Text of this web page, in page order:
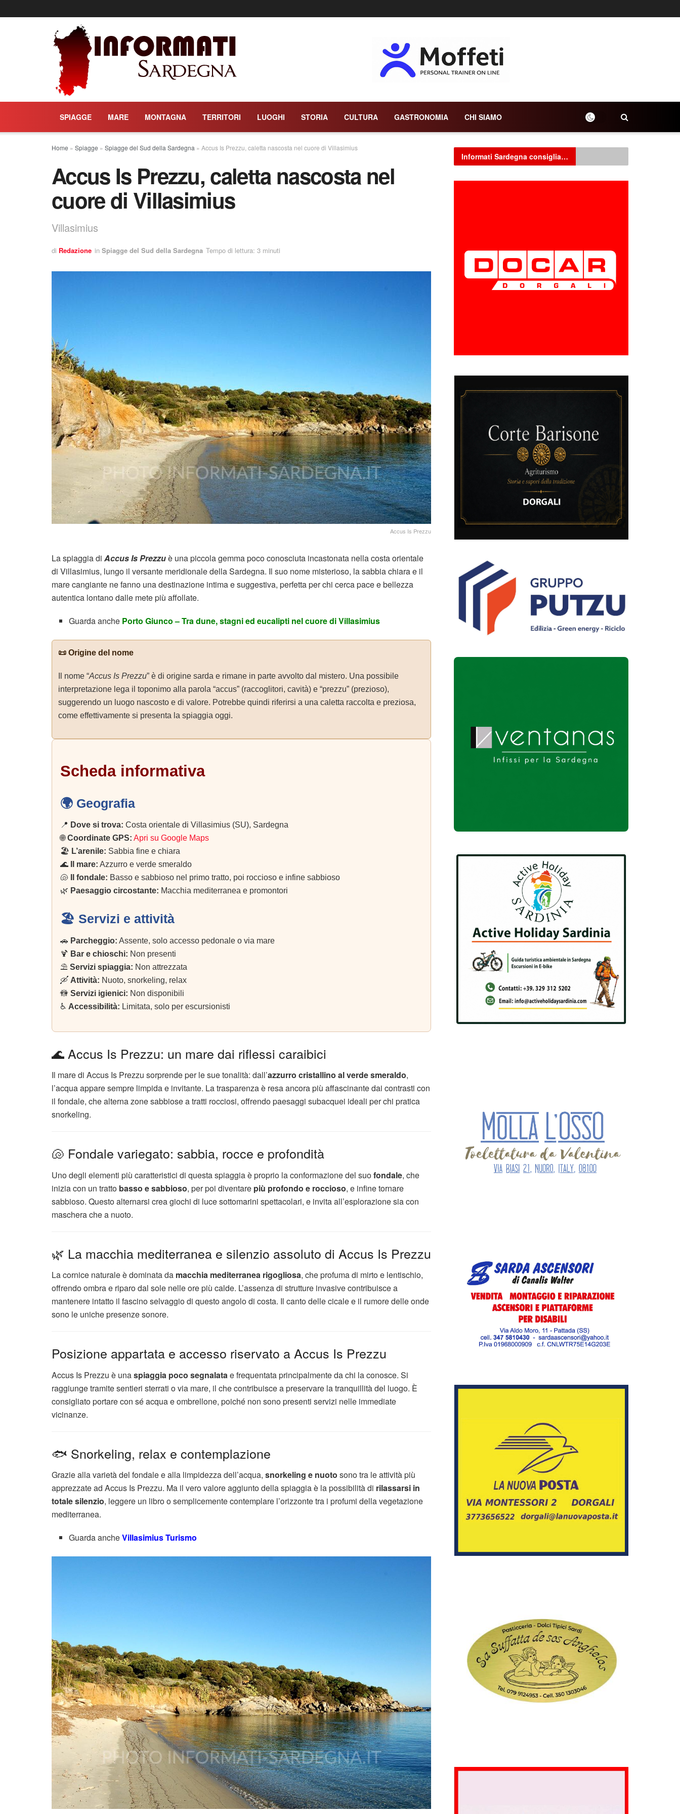
SPIAGGE MARE MONTAGNA TERRITORI LUOGHI STORIA CULTURA GASTRONOMIA CHI SIAMO
Home » Spiagge » Spiagge del Sud della Sardegna » Accus Is Prezzu, caletta nascosta nel cuore di Villasimius
Accus Is Prezzu, caletta nascosta nel
cuore di Villasimius
Villasimius
di Redazione in Spiagge del Sud della Sardegna Tempo di lettura: 3 minuti
Accus Is Prezzu
La spiaggia di Accus Is Prezzuè una piccola gemma poco conosciuta incastonata nella costa orientale
di Villasimius, lungo il versante meridionale della Sardegna. Il suo nome misterioso, la sabbia chiara e il
mare cangiante ne fanno una destinazione intima e suggestiva, perfetta per chi cerca pace e bellezza
autentica lontano dalle mete più affollate.
Guarda anche Porto Giunco – Tra dune, stagni ed eucalipti nel cuore di Villasimius
📜 Origine del nome
Il nome “Accus Is Prezzu” è di origine sarda e rimane in parte avvolto dal mistero. Una possibile
interpretazione lega il toponimo alla parola “accus” (raccoglitori, cavità) e “prezzu” (prezioso),
suggerendo un luogo nascosto e di valore. Potrebbe quindi riferirsi a una caletta raccolta e preziosa,
come effettivamente si presenta la spiaggia oggi.
Scheda informativa
🌍 Geografia
📍 Dove si trova: Costa orientale di Villasimius (SU), Sardegna
🌐Coordinate GPS: Apri su Google Maps
🏖️ L’arenile: Sabbia fine e chiara
🌊
Il mare: Azzurro e verde smeraldo
🐚
Il fondale: Basso e sabbioso nel primo tratto, poi roccioso e infine sabbioso
🌿 Paesaggio circostante: Macchia mediterranea e promontori
🏖️ Servizi e attività
🚗 Parcheggio: Assente, solo accesso pedonale o via mare
🍹 Bar e chioschi: Non presenti
⛱️ Servizi spiaggia: Non attrezzata
🛶 Attività: Nuoto, snorkeling, relax
🚻 Servizi igienici: Non disponibili
♿ Accessibilità: Limitata, solo per escursionisti
🌊 Accus Is Prezzu: un mare dai riflessi caraibici
Il mare di Accus Is Prezzu sorprende per le sue tonalità: dall’azzurro cristallino al verde smeraldo,
l’acqua appare sempre limpida e invitante. La trasparenza è resa ancora più affascinante dai contrasti con
il fondale, che alterna zone sabbiose a tratti rocciosi, offrendo paesaggi subacquei ideali per chi pratica
snorkeling.
🐚 Fondale variegato: sabbia, rocce e profondità
Uno degli elementi più caratteristici di questa spiaggia è proprio la conformazione del suofondale, che
inizia con un tratto basso e sabbioso, per poi diventare più profondo e roccioso, e infine tornare
sabbioso. Questo alternarsi crea giochi di luce sottomarini spettacolari, e invita all’esplorazione sia con
maschera che a nuoto.
🌿 La macchia mediterranea e silenzio assoluto di Accus Is Prezzu
La cornice naturale è dominata da macchia mediterranea rigogliosa, che profuma di mirto e lentischio,
offrendo ombra e riparo dal sole nelle ore più calde. L’assenza di strutture invasive contribuisce a
mantenere intatto il fascino selvaggio di questo angolo di costa. Il canto delle cicale e il rumore delle onde
sono le uniche presenze sonore.
Posizione appartata e accesso riservato a Accus Is Prezzu
Accus Is Prezzu è unaspiaggia poco segnalatae frequentata principalmente da chi la conosce. Si
raggiunge tramite sentieri sterrati o via mare, il che contribuisce a preservare la tranquillità del luogo. È
consigliato portare con sé acqua e ombrellone, poiché non sono presenti servizi nelle immediate
vicinanze.
🐟 Snorkeling, relax e contemplazione
Grazie alla varietà del fondale e alla limpidezza dell’acqua, snorkeling e nuoto sono tra le attività più
apprezzate ad Accus Is Prezzu. Ma il vero valore aggiunto della spiaggia è la possibilità di rilassarsi in
totale silenzio, leggere un libro o semplicemente contemplare l’orizzonte tra i profumi della vegetazione
mediterranea.
Guarda ancheVillasimius Turismo
Informati Sardegna consiglia…